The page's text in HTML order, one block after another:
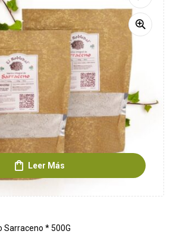
Leer Más
Sarraceno * 500G